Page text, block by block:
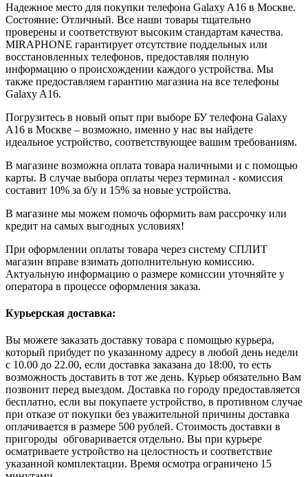
Надежное место для покупки телефона Galaxy A16 в Москве.
Состояние: Отличный. Все наши товары тщательно
проверены и соответствуют высоким стандартам качества.
MIRAPHONE гарантирует отсутствие поддельных или
восстановленных телефонов, предоставляя полную
информацию о происхождении каждого устройства. Мы
также предоставляем гарантию магазина на все телефоны
Galaxy A16.
Погрузитесь в новый опыт при выборе БУ телефона Galaxy
A16 в Москве – возможно, именно у нас вы найдете
идеальное устройство, соответствующее вашим требованиям.
В магазине возможна оплата товара наличными и с помощью
карты. В случае выбора оплаты через терминал - комиссия
составит 10% за б/у и 15% за новые устройства.
В магазине мы можем помочь оформить вам рассрочку или
кредит на самых выгодных условиях!
При оформлении оплаты товара через систему СПЛИТ
магазин вправе взимать дополнительную комиссию.
Актуальную информацию о размере комиссии уточняйте у
оператора в процессе оформления заказа.
Курьерская доставка:
Вы можете заказать доставку товара с помощью курьера,
который прибудет по указанному адресу в любой день недели
с 10.00 до 22.00, если доставка заказана до 18:00, то есть
возможность доставить в тот же день. Курьер обязательно Вам
позвонит перед выездом. Доставка по городу предоставляется
бесплатно, если вы покупаете устройство, в противном случае
при отказе от покупки без уважительной причины доставка
оплачивается в размере 500 рублей. Стоимость доставки в
пригороды обговаривается отдельно. Вы при курьере
осматриваете устройство на целостность и соответствие
указанной комплектации. Время осмотра ограничено 15